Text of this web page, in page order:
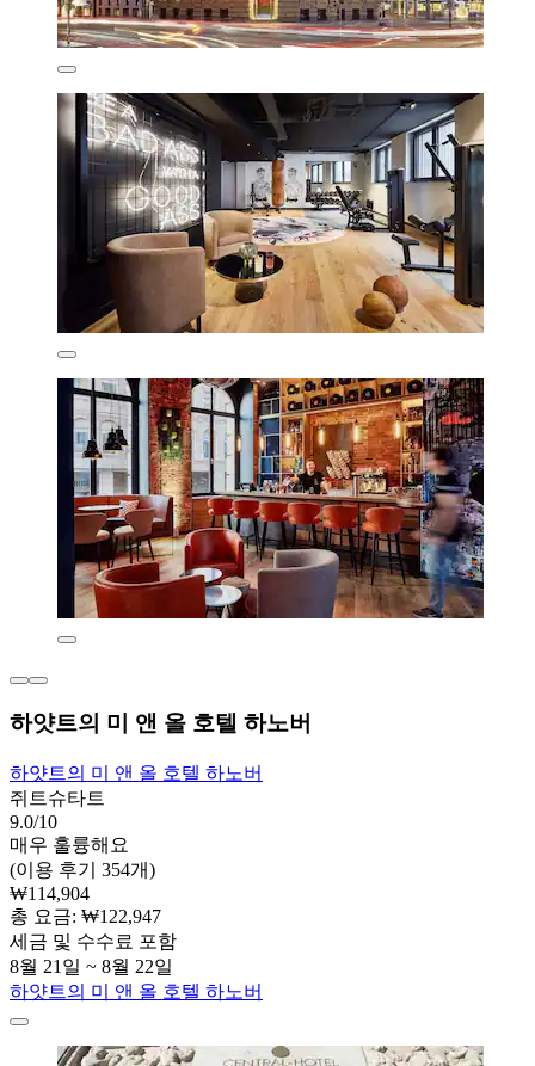
하얏트의 미 앤 올 호텔 하노버
하얏트의 미 앤 올 호텔 하노버
쥐트슈타트
9.0/10
매우 훌륭해요
(이용 후기 354개)
₩114,904
총 요금: ₩122,947
세금 및 수수료 포함
8월 21일 ~ 8월 22일
하얏트의 미 앤 올 호텔 하노버